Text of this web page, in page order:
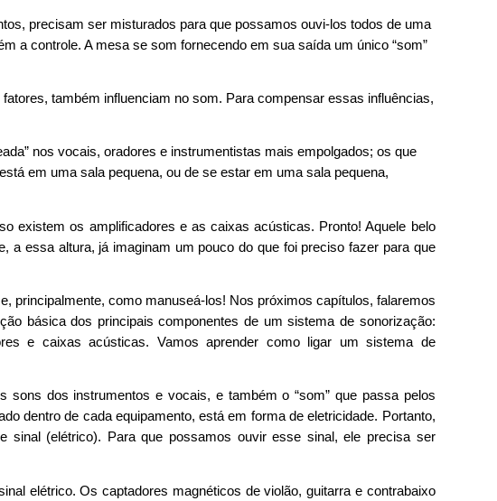
precisam ser misturados para que possamos ouvi-los todos de uma
a controle. A mesa se som fornecendo em sua saída um único “som”
também influenciam no som. Para compensar essas influências,
nos vocais, oradores e instrumentistas mais empolgados; os que
em uma sala pequena, ou de se estar em uma sala pequena,
existem os amplificadores e as caixas acústicas. Pronto! Aquele belo
a essa altura, já imaginam um pouco do que foi preciso fazer para que
principalmente, como manuseá-los! Nos próximos capítulos, falaremos
básica dos principais componentes de um sistema de sonorização:
e caixas acústicas. Vamos aprender como ligar um sistema de
dos instrumentos e vocais, e também o “som” que passa pelos
dentro de cada equipamento, está em forma de eletricidade. Portanto,
sinal (elétrico). Para que possamos ouvir esse sinal, ele precisa ser
elétrico. Os captadores magnéticos de violão, guitarra e contrabaixo